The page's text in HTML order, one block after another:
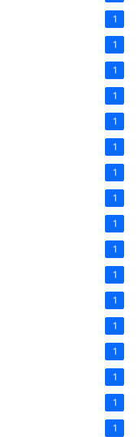
1
1
1
1
1
1
1
1
1
1
1
1
1
1
1
1
1